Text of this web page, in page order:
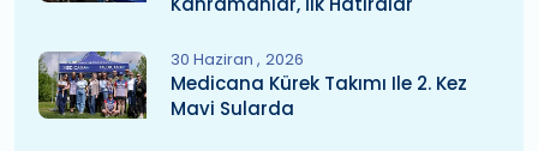
30 Haziran 2026
Medicana Kürek Takımı Ile 2. Kez
Mavi Sularda